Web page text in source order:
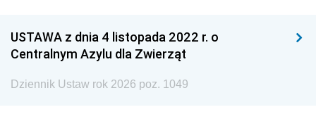
USTAWA z dnia 4 listopada 2022 r. o
Centralnym Azylu dla Zwierząt
Dziennik Ustaw rok 2026 poz. 1049